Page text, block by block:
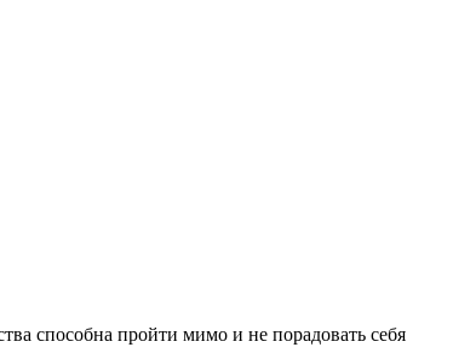
способна пройти мимо и не порадовать себя